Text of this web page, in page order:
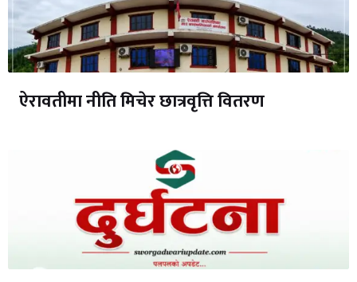
ऐरावतीमा नीति मिचेर छात्रवृत्ति वितरण